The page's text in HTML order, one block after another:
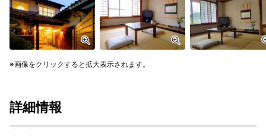
画像をクリックすると拡大表示されます。
詳細情報